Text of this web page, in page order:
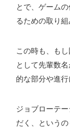
とで、ゲーム
るための取り組
この時も、も
として先輩数
的な部分や進行
ジョブローテ
だく、という